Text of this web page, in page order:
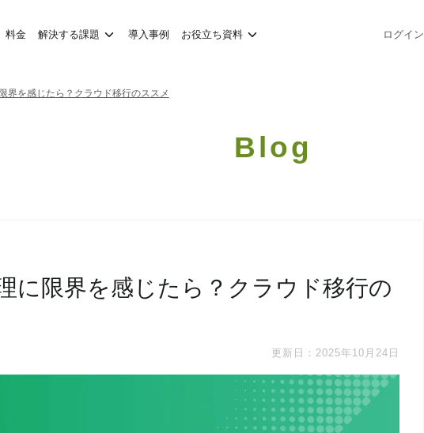
料金 解決する課題 導入事例 お役立ち資料 ログイン
界を感じたら？クラウド移行のススメ
Blog
に限界を感じたら？クラウド移行の
更新日：2025年10月24日